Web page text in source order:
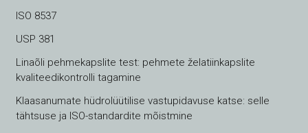
ISO 8537
USP 381
Linaõli pehmekapslite test: pehmete želatiinkapslite
kvaliteedikontrolli tagamine
Klaasanumate hüdrolüütilise vastupidavuse katse: selle
tähtsuse ja ISO-standardite mõistmine